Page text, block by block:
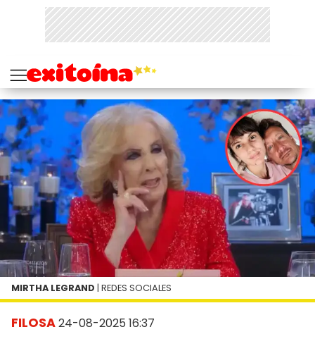
FILOSA24-08-2025 16:37
MIRTHA LEGRAND | REDES SOCIALES